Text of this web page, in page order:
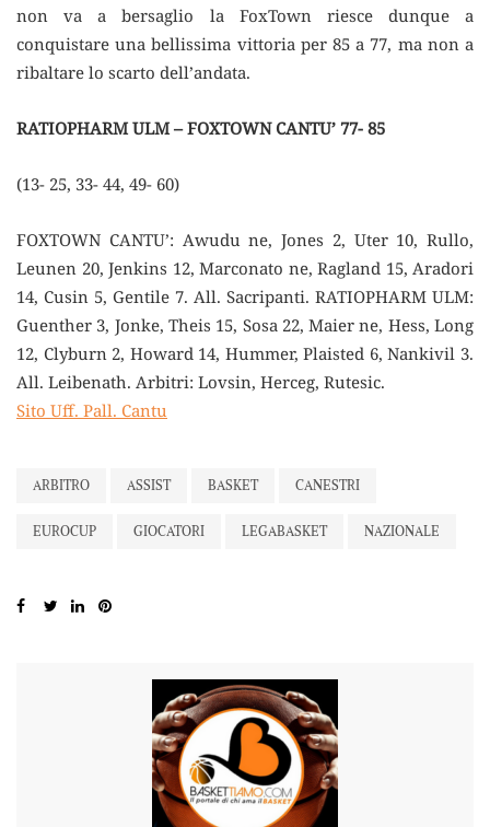
non va a bersaglio la FoxTown riesce dunque a
conquistare una bellissima vittoria per 85 a 77, ma non a
ribaltare lo scarto dell’andata.
RATIOPHARM ULM – FOXTOWN CANTU’ 77- 85
(13- 25, 33- 44, 49- 60)
FOXTOWN CANTU’: Awudu ne, Jones 2, Uter 10, Rullo,
Leunen 20, Jenkins 12, Marconato ne, Ragland 15, Aradori
14, Cusin 5, Gentile 7. All. Sacripanti. RATIOPHARM ULM:
Guenther 3, Jonke, Theis 15, Sosa 22, Maier ne, Hess, Long
12, Clyburn 2, Howard 14, Hummer, Plaisted 6, Nankivil 3.
All. Leibenath. Arbitri: Lovsin, Herceg, Rutesic.
Sito Uff. Pall. Cantu
ARBITRO ASSIST BASKET CANESTRI
EUROCUP GIOCATORI LEGABASKET NAZIONALE